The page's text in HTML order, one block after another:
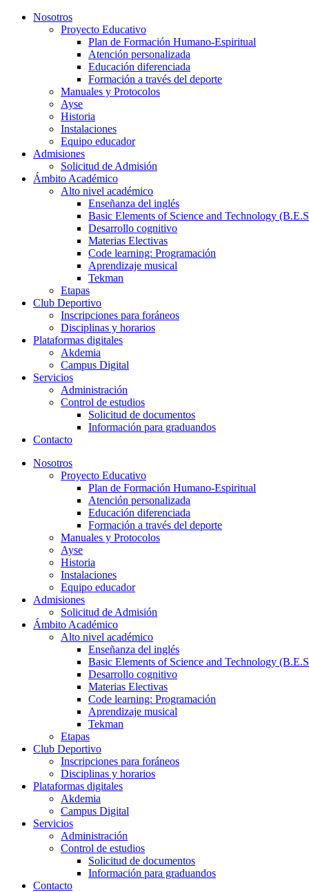
Nosotros
Proyecto Educativo
Plan de Formación Humano-Espiritual
Atención personalizada
Educación diferenciada
Formación a través del deporte
Manuales y Protocolos
Ayse
Historia
Instalaciones
Equipo educador
Admisiones
Solicitud de Admisión
Ámbito Académico
Alto nivel académico
Enseñanza del inglés
Basic Elements of Science and Technology
Desarrollo cognitivo
Materias Electivas
Code learning: Programación
Aprendizaje musical
Tekman
Etapas
Club Deportivo
Inscripciones para foráneos
Disciplinas y horarios
Plataformas digitales
Akdemia
Campus Digital
Servicios
Administración
Control de estudios
Solicitud de documentos
Información para graduandos
Contacto
Nosotros
Proyecto Educativo
Plan de Formación Humano-Espiritual
Atención personalizada
Educación diferenciada
Formación a través del deporte
Manuales y Protocolos
Ayse
Historia
Instalaciones
Equipo educador
Admisiones
Solicitud de Admisión
Ámbito Académico
Alto nivel académico
Enseñanza del inglés
Basic Elements of Science and Technology
Desarrollo cognitivo
Materias Electivas
Code learning: Programación
Aprendizaje musical
Tekman
Etapas
Club Deportivo
Inscripciones para foráneos
Disciplinas y horarios
Plataformas digitales
Akdemia
Campus Digital
Servicios
Administración
Control de estudios
Solicitud de documentos
Información para graduandos
Contacto